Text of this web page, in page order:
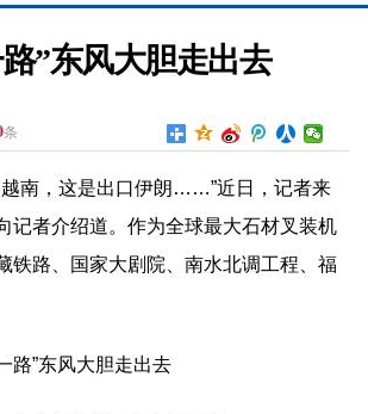
”东风大胆走出去
条
南，这是出口伊朗……”近日，记者来
记者介绍道。作为全球最大石材叉装机
铁路、国家大剧院、南水北调工程、福